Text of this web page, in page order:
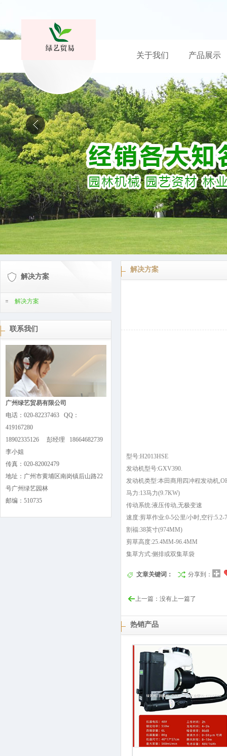
关于我们 产品展示
解决方案
解决方案
联系我们
广州绿艺贸易有限公司
电话：020-82237463 QQ：
419167280
18902335126 彭经理 18664682739
李小姐
传真：020-82002479
地址：广州市黄埔区南岗镇后山路22
号广州绿艺园林
邮编：510735
解决方案
型号:H2013HSE
发动机型号:GXV390.
发动机类型:本田商用四冲程发动机
马力:13马力(9.7KW)
传动系统:液压传动,无极变速
速度:剪草作业:0-5公里/小时,空行:5.2-
割福:38英寸(974MM)
剪草高度:25.4MM-96.4MM
集草方式:侧排或双集草袋
文章关键词： 分享到：
上一篇：没有上一篇了
热销产品